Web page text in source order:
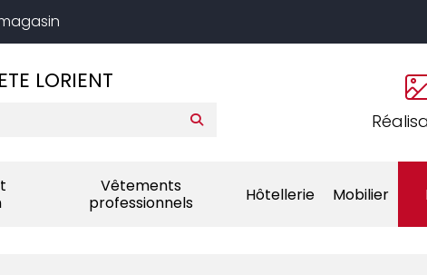
LORIENT
Vêtements
professionnels
Hôtellerie Mobilier